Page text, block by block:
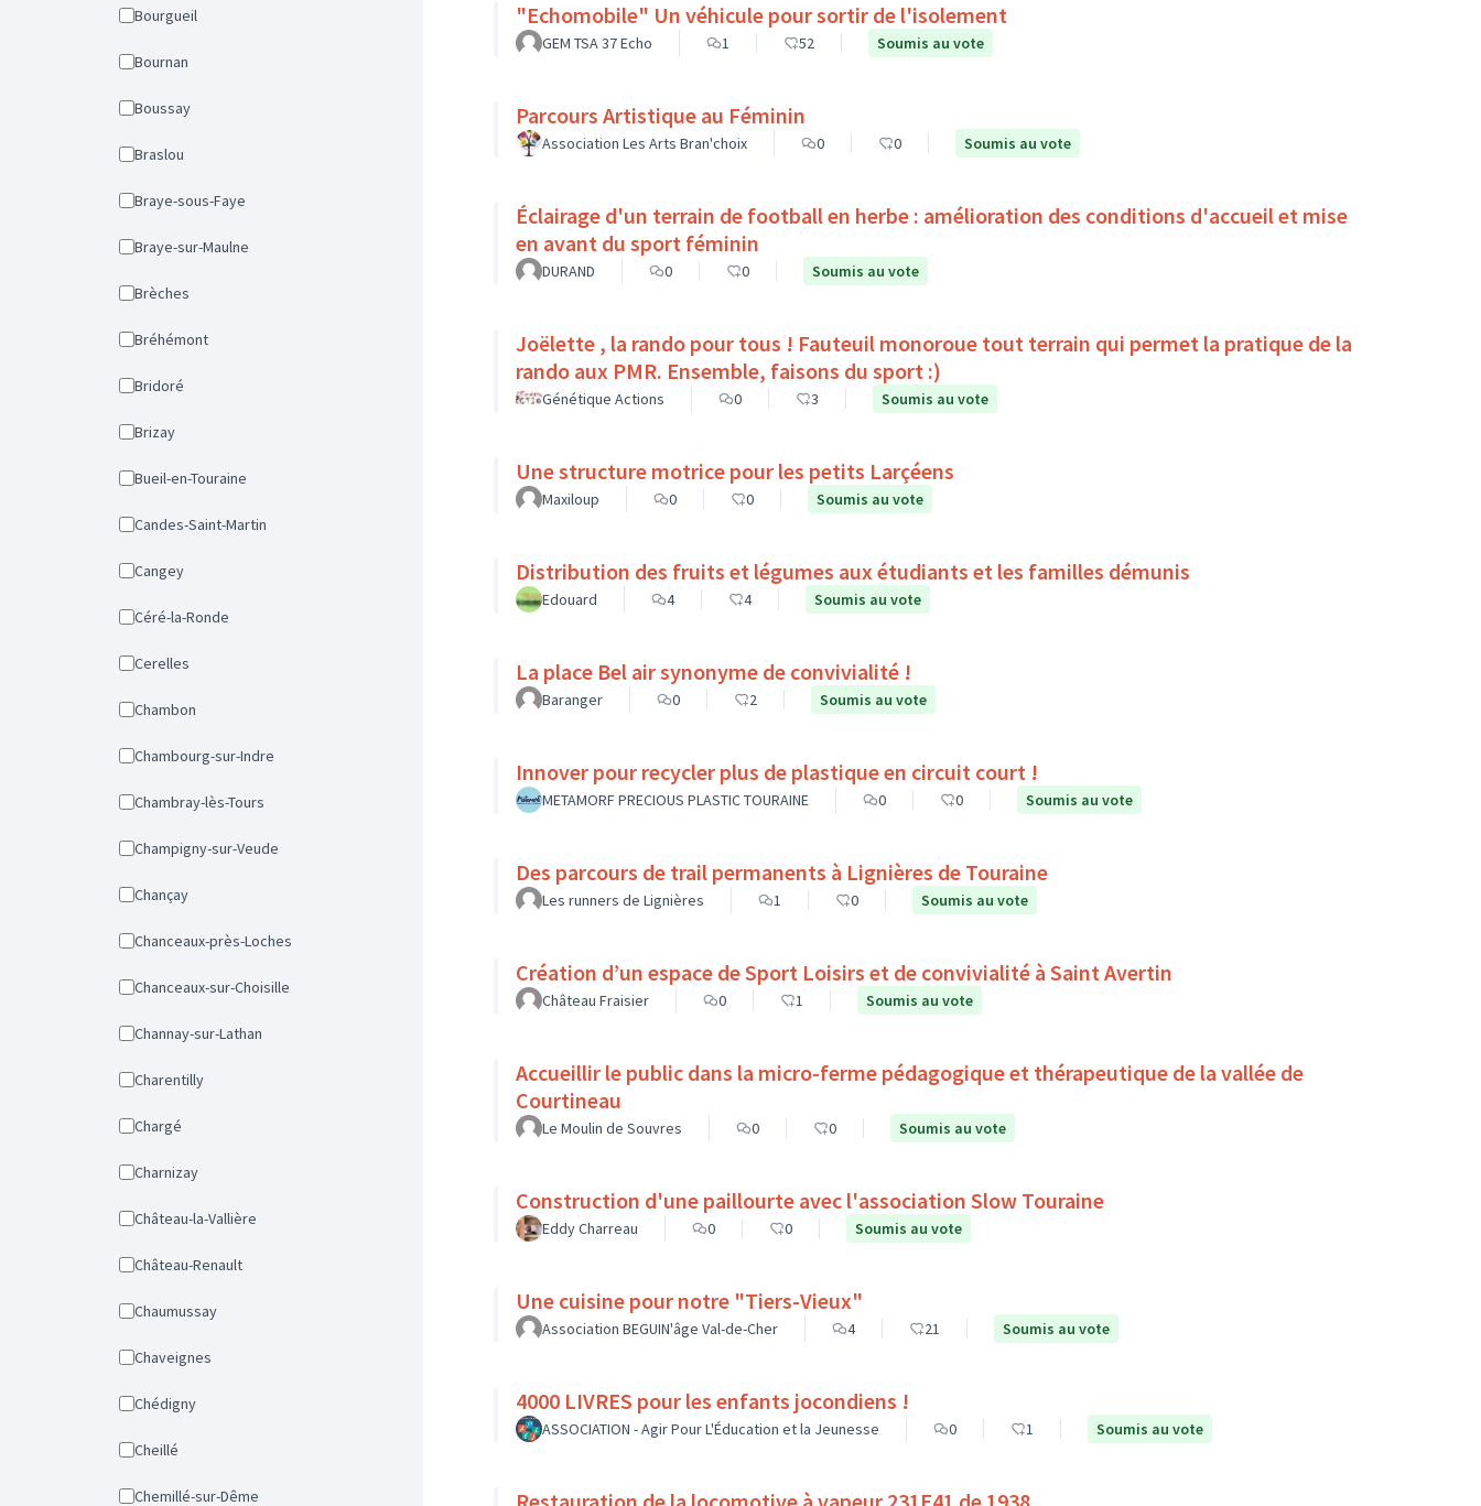
Bourgueil
Bournan
Boussay
Braslou
Braye-sous-Faye
Braye-sur-Maulne
Brèches
Bréhémont
Bridoré
Brizay
Bueil-en-Touraine
Candes-Saint-Martin
Cangey
Céré-la-Ronde
Cerelles
Chambon
Chambourg-sur-Indre
Chambray-lès-Tours
Champigny-sur-Veude
Chançay
Chanceaux-près-Loches
Chanceaux-sur-Choisille
Channay-sur-Lathan
Charentilly
Chargé
Charnizay
Château-la-Vallière
Château-Renault
Chaumussay
Chaveignes
Chédigny
Cheillé
Chemillé-sur-Dême
"Echomobile" Un véhicule pour sortir de l'isolement
GEM TSA 37 Echo 1 52 Soumis au vote
Parcours Artistique au Féminin
Association Les Arts Bran'choix 0 0 Soumis au vote
Éclairage d'un terrain de football en herbe : amélioration des conditions d'accueil et mise
en avant du sport féminin
DURAND 0 0 Soumis au vote
Joëlette , la rando pour tous ! Fauteuil monoroue tout terrain qui permet la pratique de la
rando aux PMR. Ensemble, faisons du sport :)
Génétique Actions 0 3 Soumis au vote
Une structure motrice pour les petits Larçéens
Maxiloup 0 0 Soumis au vote
Distribution des fruits et légumes aux étudiants et les familles démunis
Edouard 4 4 Soumis au vote
La place Bel air synonyme de convivialité !
Baranger 0 2 Soumis au vote
Innover pour recycler plus de plastique en circuit court !
METAMORF PRECIOUS PLASTIC TOURAINE 0 0 Soumis au vote
Des parcours de trail permanents à Lignières de Touraine
Les runners de Lignières 1 0 Soumis au vote
Création d’un espace de Sport Loisirs et de convivialité à Saint Avertin
Château Fraisier 0 1 Soumis au vote
Accueillir le public dans la micro-ferme pédagogique et thérapeutique de la vallée de
Courtineau
Le Moulin de Souvres 0 0 Soumis au vote
Construction d'une paillourte avec l'association Slow Touraine
Eddy Charreau 0 0 Soumis au vote
Une cuisine pour notre "Tiers-Vieux"
Association BEGUIN'âge Val-de-Cher 4 21 Soumis au vote
4000 LIVRES pour les enfants jocondiens !
ASSOCIATION - Agir Pour L'Éducation et la Jeunesse 0 1 Soumis au vote